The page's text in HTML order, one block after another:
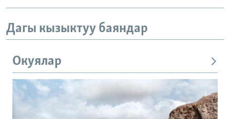
Дагы кызыктуу баяндар
Окуялар